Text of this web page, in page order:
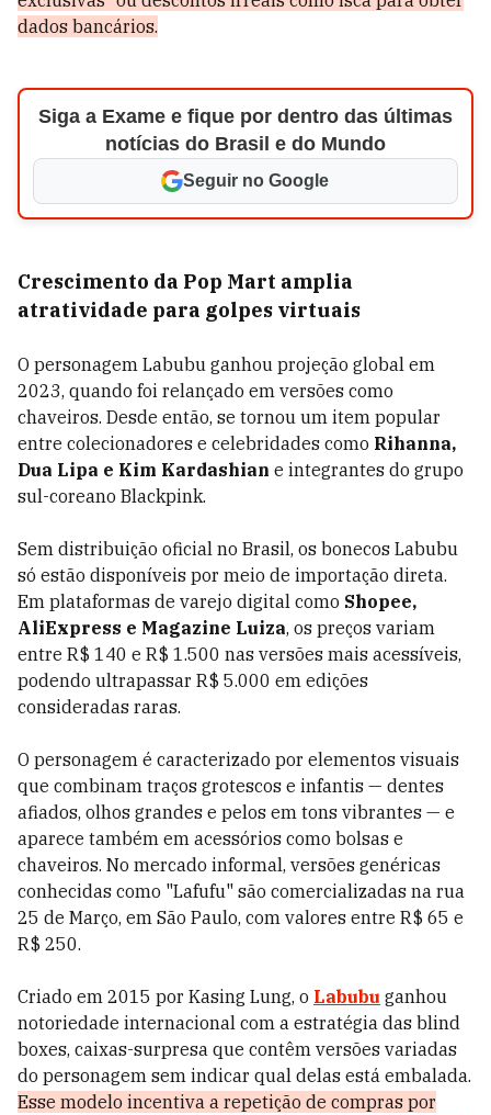
dados bancários.
Siga a Exame e fique por dentro das últimas
notícias do Brasil e do Mundo
Seguir no Google
Crescimento da Pop Mart amplia
atratividade para golpes virtuais
O personagem Labubu ganhou projeção global em
2023, quando foi relançado em versões como
chaveiros. Desde então, se tornou um item popular
entre colecionadores e celebridades como Rihanna,
Dua Lipa e Kim Kardashian e integrantes do grupo
sul-coreano Blackpink.
Sem distribuição oficial no Brasil, os bonecos Labubu
só estão disponíveis por meio de importação direta.
Em plataformas de varejo digital como Shopee,
AliExpress e Magazine Luiza, os preços variam
entre R$ 140 e R$ 1.500 nas versões mais acessíveis,
podendo ultrapassar R$ 5.000 em edições
consideradas raras.
O personagem é caracterizado por elementos visuais
que combinam traços grotescos e infantis — dentes
afiados, olhos grandes e pelos em tons vibrantes — e
aparece também em acessórios como bolsas e
chaveiros. No mercado informal, versões genéricas
conhecidas como "Lafufu" são comercializadas na rua
25 de Março, em São Paulo, com valores entre R$ 65 e
R$ 250.
Criado em 2015 por Kasing Lung, o Labubu ganhou
notoriedade internacional com a estratégia das blind
boxes, caixas-surpresa que contêm versões variadas
do personagem sem indicar qual delas está embalada.
Esse modelo incentiva a repetição de compras por